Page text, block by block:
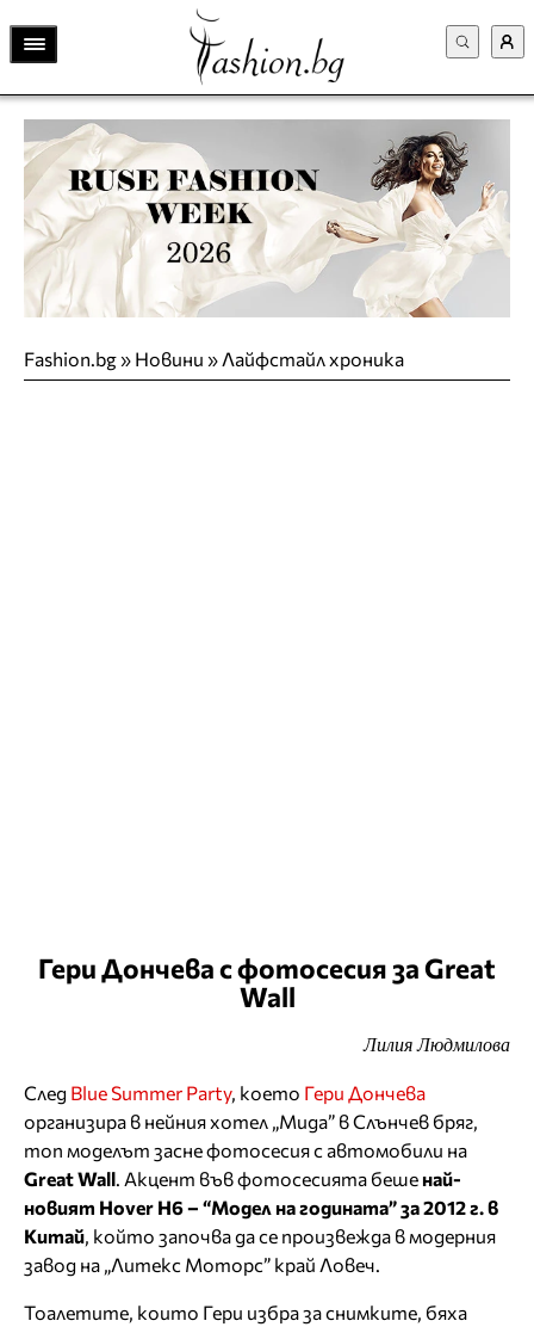
Fashion.bg» Новини » Лайфстайл хроника
Гери Дончева с фотосесия за Great
Wall
Лилия Людмилова
След Blue Summer Party, което Гери Дончева
организира в нейния хотел „Мида” в Слънчев бряг,
топ моделът засне фотосесия с автомобили на
Great Wall . Акцент във фотосесията беше най-
новият Hover H6 – “Модел на годината” за 2012 г. в
Китай , който започва да се произвежда в модерния
завод на „Литекс Моторс” край Ловеч.
Тоалетите, които Гери избра за снимките, бяха